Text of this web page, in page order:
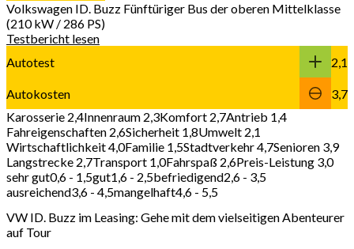
Volkswagen ID. Buzz Fünftüriger Bus der oberen Mittelklasse
(210 kW / 286 PS)
Testbericht lesen
Autotest
2,1
Autokosten
3,7
Karosserie 2,4Innenraum 2,3Komfort 2,7Antrieb 1,4
Fahreigenschaften 2,6Sicherheit 1,8Umwelt 2,1
Wirtschaftlichkeit 4,0Familie 1,5Stadtverkehr 4,7Senioren 3,9
Langstrecke 2,7Transport 1,0Fahrspaß 2,6Preis-Leistung 3,0
sehr gut0,6 - 1,5gut1,6 - 2,5befriedigend2,6 - 3,5
ausreichend3,6 - 4,5mangelhaft4,6 - 5,5
VW ID. Buzz im Leasing: Gehe mit dem vielseitigen Abenteurer
auf Tour